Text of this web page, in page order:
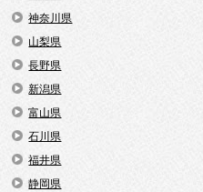
神奈川県
山梨県
長野県
新潟県
富山県
石川県
福井県
静岡県